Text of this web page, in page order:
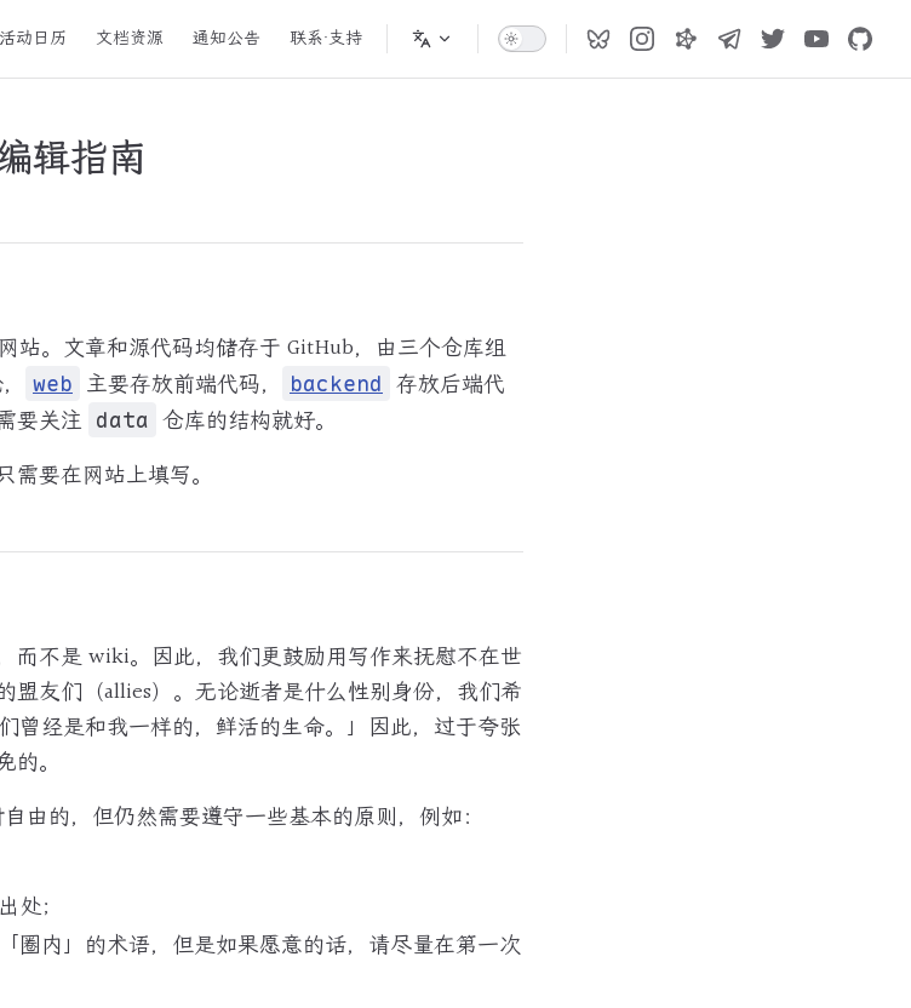
活动日历 文档资源 通知公告 联系·支持
辑指南
站。文章和源代码均储存于 GitHub，由三个仓库组
web 主要存放前端代码， backend 存放后端代
要关注 data 仓库的结构就好。
要在网站上填写。
而不是 wiki。因此，我们更鼓励用写作来抚慰不在世
盟友们（allies）。无论逝者是什么性别身份，我们希
曾经是和我一样的，鲜活的生命。」因此，过于夸张
。
由的，但仍然需要遵守一些基本的原则，例如：
；
圈内」的术语，但是如果愿意的话，请尽量在第一次